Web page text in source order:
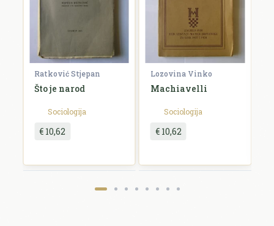
Ratković Stjepan
Što je narod
Sociologija
€ 10,62
Lozovina Vinko
Machiavelli
Sociologija
€ 10,62